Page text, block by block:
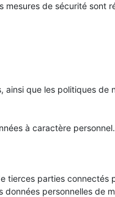
mesures de sécurité sont
ainsi que les politiques de
à caractère personnel.
tierces parties connectés
personnelles de